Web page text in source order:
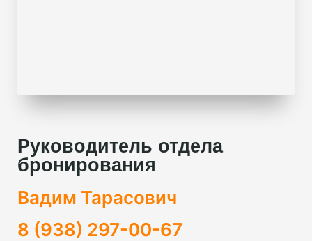
Руководитель отдела
бронирования
Вадим Тарасович
8 (938) 297-00-67